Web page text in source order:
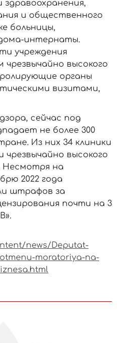
здравоохранения,
и общественного
больницы,
интернаты.
учреждения
высокого
органы
визитами,
сейчас под
не более 300
Из них 34 клиники
высокого
Несмотря на
2022 года
штрафов за
почти на 3
news/Deputat-
moratoriya-na-